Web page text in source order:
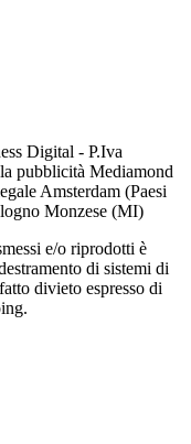
Digital - P.Iva
pubblicità Mediamond
Amsterdam (Paesi
Monzese (MI)
e/o riprodotti è
di sistemi di
divieto espresso di